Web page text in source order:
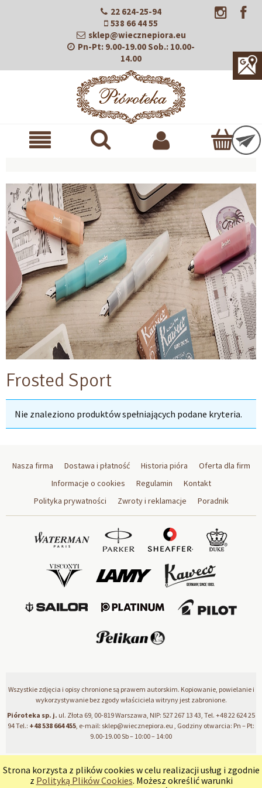
Strona korzysta z plików cookies w celu realizacji usług i zgodnie
z Polityką Plików Cookies. Możesz określić warunki
22 624-25-94
538 66 44 55
sklep@wiecznepiora.eu
Pn-Pt: 9.00-19.00Sob.: 10.00-
14.00
Frosted Sport
Nie znaleziono produktów spełniających podane kryteria.
Nasza firma Dostawa i płatność Historia pióra
Oferta dla firm
Informacje o cookies
Regulamin
Kontakt
Polityka prywatności
Zwroty i reklamacje Poradnik
Wszystkie zdjęcia i opisy chronione są prawem autorskim. Kopiowanie, powielanie i
wykorzystywanie bez zgody właściciela witryny jest zabronione.
Pióroteka sp. j. ul. Złota 69, 00-819 Warszawa, NIP: 527 267 13 43, Tel. +48 22 624 25
94Tel.: +48 538 664 455, e-mail: sklep@wiecznepiora.eu , Godziny otwarcia: Pn – Pt:
9.00-19.00 Sb – 10:00 – 14:00
pokaż pełną wersję strony